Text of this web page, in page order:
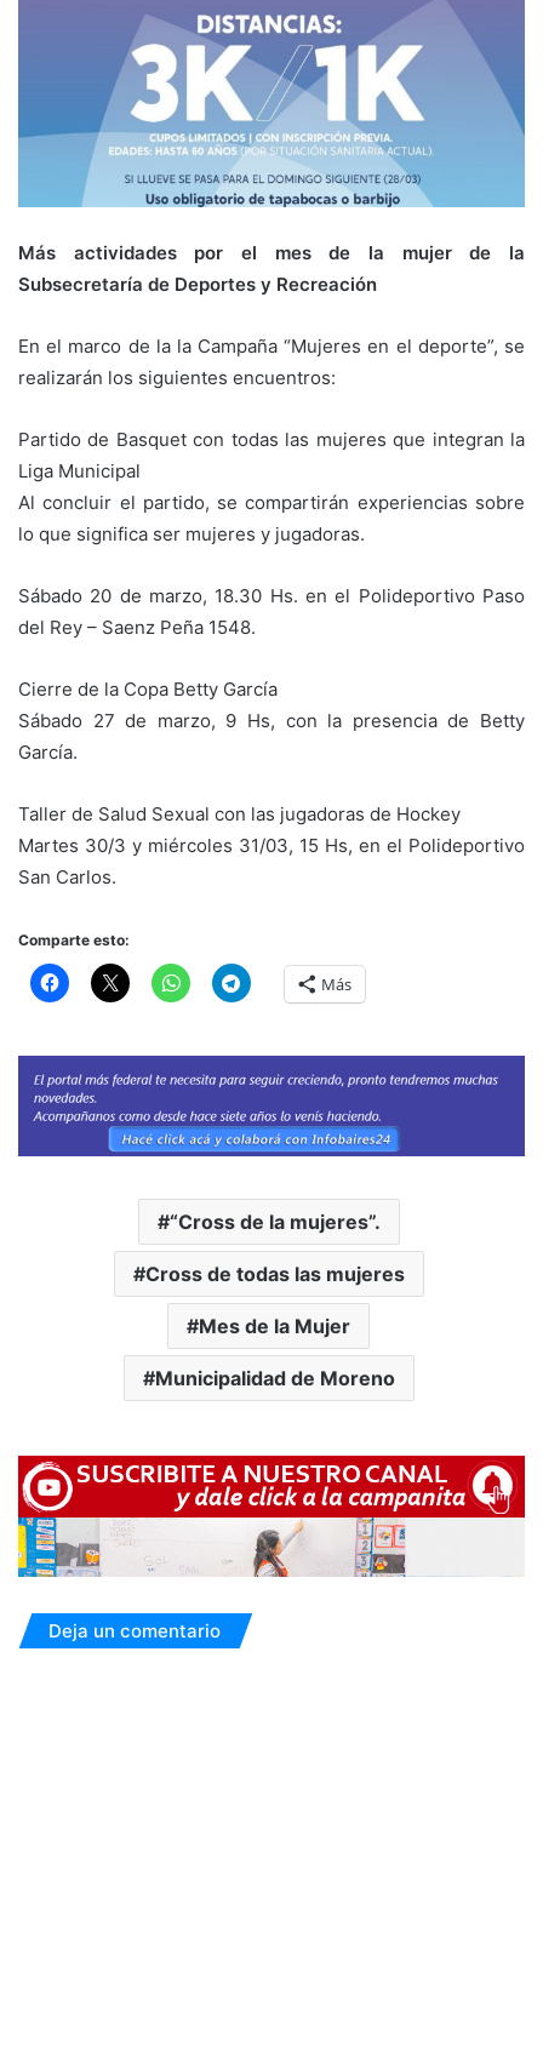
Más actividades por el mes de la mujer de la
Subsecretaría de Deportes y Recreación
En el marco de la la Campaña “Mujeres en el deporte”, se
realizarán los siguientes encuentros:
Partido de Basquet con todas las mujeres que integran la
Liga Municipal
Al concluir el partido, se compartirán experiencias sobre
lo que significa ser mujeres y jugadoras.
Sábado 20 de marzo, 18.30 Hs. en el Polideportivo Paso
del Rey – Saenz Peña 1548.
Cierre de la Copa Betty García
Sábado 27 de marzo, 9 Hs, con la presencia de Betty
García.
Taller de Salud Sexual con las jugadoras de Hockey
Martes 30/3 y miércoles 31/03, 15 Hs, en el Polideportivo
San Carlos.
Comparte esto:
Más
“Cross de la mujeres”.
Cross de todas las mujeres
Mes de la Mujer
Municipalidad de Moreno
Deja un comentario